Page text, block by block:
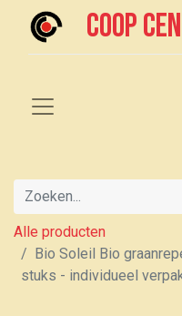
Coop
Alle producten
Bio Soleil Bio
stuks - individueel